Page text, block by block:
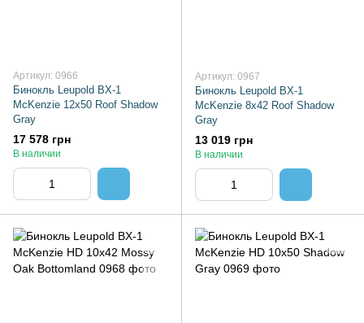
Артикул: 0966
Бинокль Leupold BX-1
McKenzie 12x50 Roof Shadow
Gray
17 578 грн
В наличии
Артикул: 0967
Бинокль Leupold BX-1
McKenzie 8x42 Roof Shadow
Gray
13 019 грн
В наличии